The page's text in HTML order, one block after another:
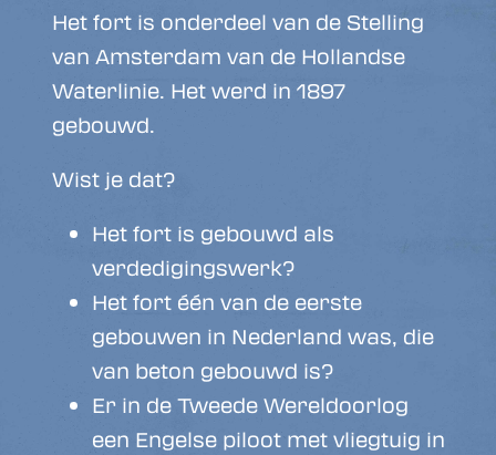
Het fort is onderdeel van de Stelling
van Amsterdam van de Hollandse
Waterlinie. Het werd in 1897
gebouwd.
Wist je dat?
Het fort is gebouwd als
verdedigingswerk?
Het fort één van de eerste
gebouwen in Nederland was, die
van beton gebouwd is?
Er in de Tweede Wereldoorlog
een Engelse piloot met vliegtuig in